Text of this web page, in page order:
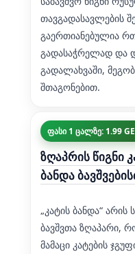
თავგადასავლების
გაერთიანებულია
გადასაჭრელად და
გადალახვაში,
შთაგონებით.
ფასი 1 ცალზე: 1.99
ზღაპრის წიგნი
ბანდა
„კატის ბანდა“ არის
ბავშვთა ზღაპარი,
მამაცი კატების